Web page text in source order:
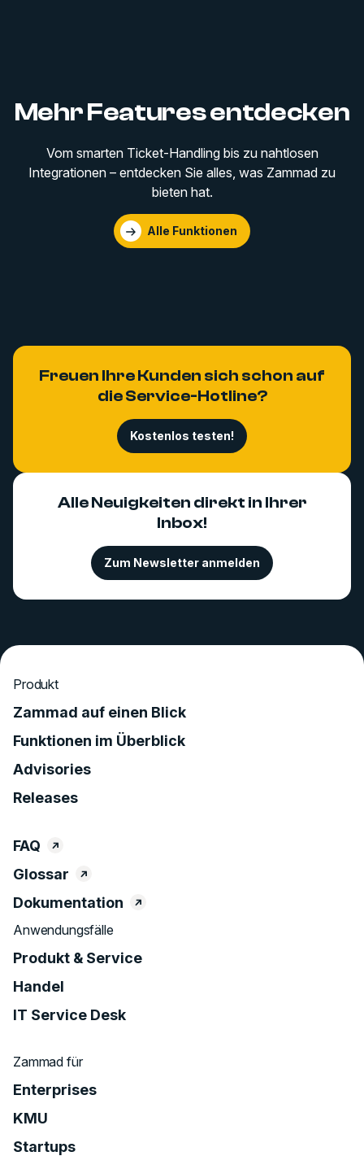
Mehr Features entdecken
Vom smarten Ticket-Handling bis zu nahtlosen
Integrationen – entdecken Sie alles, was Zammad zu
bieten hat.
Alle Funktionen
Freuen Ihre Kunden sich schon auf
die Service-Hotline?
Kostenlos testen!
Alle Neuigkeiten direkt in Ihrer
Inbox!
Zum Newsletter anmelden
Produkt
Zammad auf einen Blick
Funktionen im Überblick
Advisories
Releases
FAQ
Glossar
Dokumentation
Anwendungsfälle
Produkt & Service
Handel
IT Service Desk
Zammad für
Enterprises
KMU
Startups